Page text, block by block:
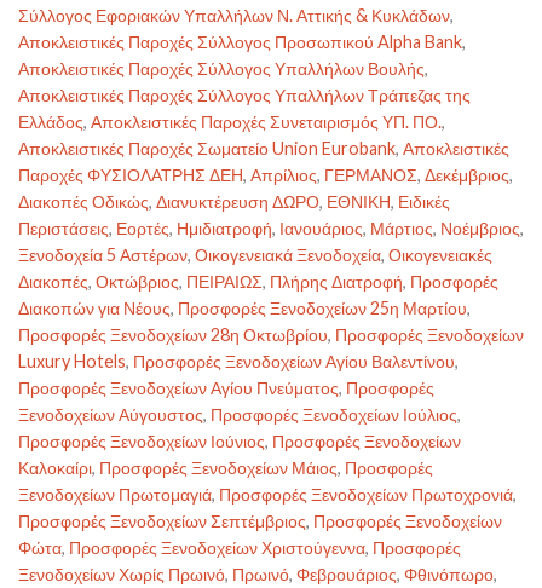
Σύλλογος Εφοριακών Υπαλλήλων Ν. Αττικής & Κυκλάδων,
Αποκλειστικές Παροχές Σύλλογος Προσωπικού Alpha Bank,
Αποκλειστικές Παροχές Σύλλογος Υπαλλήλων Βουλής,
Αποκλειστικές Παροχές Σύλλογος Υπαλλήλων Τράπεζας της
Ελλάδος, Αποκλειστικές Παροχές Συνεταιρισμός ΥΠ. ΠΟ.,
Αποκλειστικές Παροχές Σωματείο Union Eurobank, Αποκλειστικές
Παροχές ΦΥΣΙΟΛΑΤΡΗΣ ΔΕΗ, Απρίλιος, ΓΕΡΜΑΝΟΣ, Δεκέμβριος,
Διακοπές Οδικώς, Διανυκτέρευση ΔΩΡΟ, ΕΘΝΙΚΗ, Ειδικές
Περιστάσεις, Εορτές, Ημιδιατροφή, Ιανουάριος, Μάρτιος, Νοέμβριος,
Ξενοδοχεία 5 Αστέρων, Οικογενειακά Ξενοδοχεία, Οικογενειακές
Διακοπές, Οκτώβριος, ΠΕΙΡΑΙΩΣ, Πλήρης Διατροφή, Προσφορές
Διακοπών για Νέους, Προσφορές Ξενοδοχείων 25η Μαρτίου,
Προσφορές Ξενοδοχείων 28η Οκτωβρίου, Προσφορές Ξενοδοχείων
Luxury Hotels, Προσφορές Ξενοδοχείων Αγίου Βαλεντίνου,
Προσφορές Ξενοδοχείων Αγίου Πνεύματος, Προσφορές
Ξενοδοχείων Αύγουστος, Προσφορές Ξενοδοχείων Ιούλιος,
Προσφορές Ξενοδοχείων Ιούνιος, Προσφορές Ξενοδοχείων
Καλοκαίρι, Προσφορές Ξενοδοχείων Μάιος, Προσφορές
Ξενοδοχείων Πρωτομαγιά, Προσφορές Ξενοδοχείων Πρωτοχρονιά,
Προσφορές Ξενοδοχείων Σεπτέμβριος, Προσφορές Ξενοδοχείων
Φώτα, Προσφορές Ξενοδοχείων Χριστούγεννα, Προσφορές
Ξενοδοχείων Χωρίς Πρωινό, Πρωινό, Φεβρουάριος, Φθινόπωρο,